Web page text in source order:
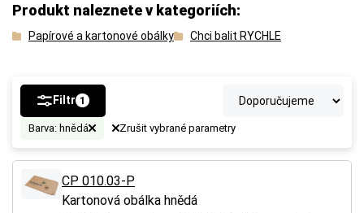
Produkt naleznete v kategoriích:
Papírové a kartonové obálky Chci balit RYCHLE
Filtr 1
Barva: hnědá Zrušit vybrané parametry
CP 010.03-P
Kartonová obálka hnědá